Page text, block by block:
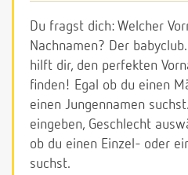
Du fragst dich: Welcher
Nachnamen? Der
hilft dir, den perfekten
finden! Egal ob du einen
einen Jungennamen
eingeben, Geschlecht
ob du einen Einzel- oder
suchst.